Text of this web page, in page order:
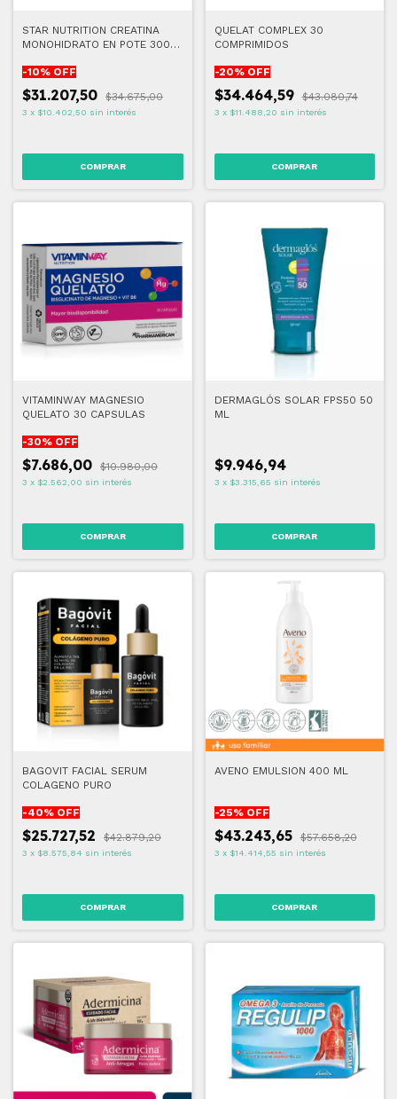
STAR NUTRITION CREATINA
MONOHIDRATO EN POTE 300
-10% OFF
$31.207,50 $34.675,00
3 x $10.402,50 sin interés
QUELAT COMPLEX 30
COMPRIMIDOS
-20% OFF
$34.464,59 $43.080,74
3 x $11.488,20 sin interés
VITAMINWAY MAGNESIO
QUELATO 30 CAPSULAS
-30% OFF
$7.686,00 $10.980,00
3 x $2.562,00 sin interés
DERMAGLÓS SOLAR FPS50 50
ML
$9.946,94
3 x $3.315,65 sin interés
BAGOVIT FACIAL SERUM
COLAGENO PURO
-40% OFF
$25.727,52 $42.879,20
3 x $8.575,84 sin interés
AVENO EMULSION 400 ML
-25% OFF
$43.243,65 $57.658,20
3 x $14.414,55 sin interés